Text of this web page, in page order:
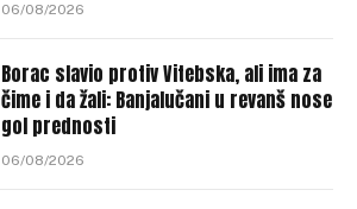
06/08/2026
Borac slavio protiv Vitebska, ali ima za
čime i da žali: Banjalučani u revanš nose
gol prednosti
06/08/2026